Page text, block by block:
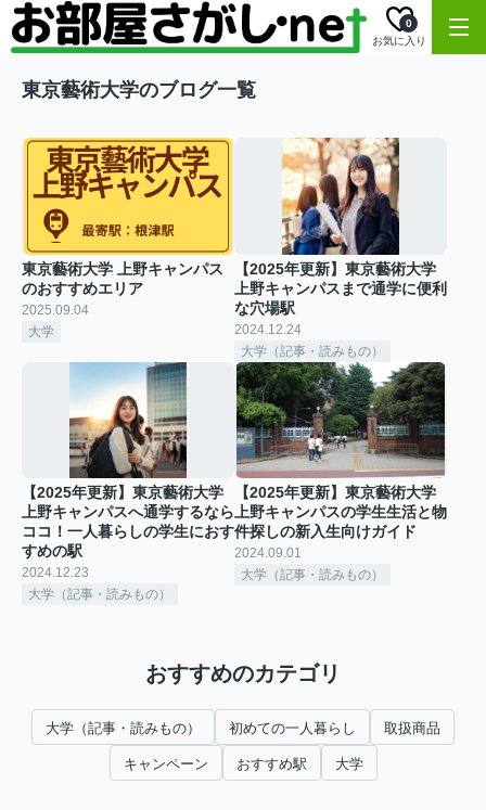
お気に入り
0
東京藝術大学のブログ一覧
東京藝術大学 上野キャンパス
のおすすめエリア
2025.09.04
大学
【2025年更新】東京藝術大学
上野キャンパスまで通学に便利
な穴場駅
2024.12.24
大学（記事・読みもの）
【2025年更新】東京藝術大学
上野キャンパスへ通学するなら
ココ！一人暮らしの学生におす
すめの駅
2024.12.23
大学（記事・読みもの）
【2025年更新】東京藝術大学
上野キャンパスの学生生活と物
件探しの新入生向けガイド
2024.09.01
大学（記事・読みもの）
おすすめのカテゴリ
大学（記事・読みもの） 初めての一人暮らし 取扱商品
キャンペーン おすすめ駅 大学